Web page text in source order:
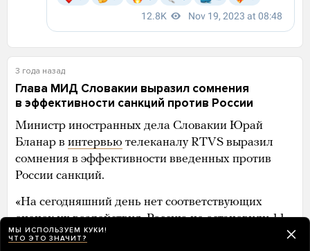
3 года назад
Глава МИД Словакии выразил сомнения
в эффективности санкций против России
Министр иностранных дела Словакии Юрай
Бланар в интервью телеканалу RTVS выразил
сомнения в эффективности введенных против
России санкций.
«На сегодняшний день нет соответствующих
оценок их воздействия. Россию не остановили 11
пакетов [санкций], а экономика ЕС движется
МЫ ИСПОЛЬЗУЕМ КУКИ!
ЧТО ЭТО ЗНАЧИТ?